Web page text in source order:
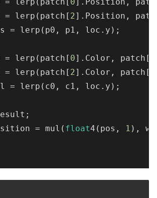
= lerp(patch[ 2].Position,
= lerp(p0, p1, loc.y);
= lerp(patch[ 0].Color, patch[
= lerp(patch[ 2].Color, patch[
= lerp(c0, c1, loc.y);
= mul(
float4(pos, 1 ),